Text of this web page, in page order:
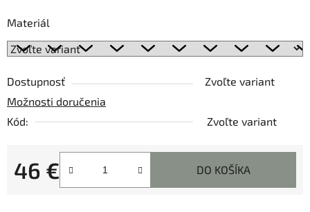
Materiál
Dostupnosť
Zvoľte variant
Možnosti doručenia
Kód:
Zvoľte variant
46 €
Jednotková cena:
DO KOŠÍKA